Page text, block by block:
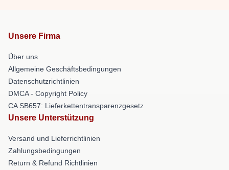
Unsere Firma
Über uns
Allgemeine Geschäftsbedingungen
Datenschutzrichtlinien
DMCA - Copyright Policy
CA SB657: Lieferkettentransparenzgesetz
Unsere Unterstützung
Versand und Lieferrichtlinien
Zahlungsbedingungen
Return & Refund Richtlinien